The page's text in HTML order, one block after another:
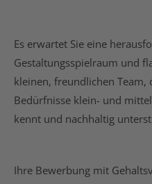
Es erwartet Sie eine
Gestaltungsspielraum und
kleinen, freundlichen Team,
Bedürfnisse klein- und
kennt und nachhaltig
Ihre Bewerbung mit